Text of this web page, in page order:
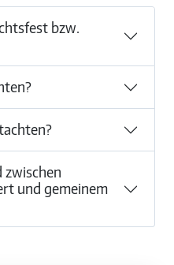
bzw.
zwischen
und gemeinem